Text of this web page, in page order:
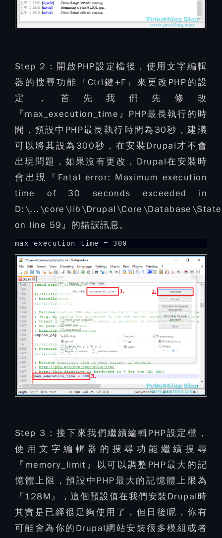
Step 2： 開啟PHP設定檔後，使用文字編輯
器的搜尋功能『Ctrl鍵+F』來更改PHP的設
定，首先我們先修改
『max_execution_time』PHP最長執行的時
間，預設中PHP最長執行時間為30秒，建議
可以將其設為300秒，在安裝Drupal才不會
出現問題，如果沒有更改，Drupal在安裝時
會出現『Fatal error: Maximum execution
time of 30 seconds exceeded in
on line 59』的錯誤訊息。
max_execution_time = 300
Step 3：接下來我們繼續編輯PHP設定檔，
使用文字編輯器的搜尋功能繼續搜尋
『memory_limit』以可以調整PHP最大的記
憶體上限，預設中PHP最大的記憶體上限為
『128M』，這個預設值在我們安裝Drupal時
其實是已經很足夠使用了，但日後呢，你有
可能會為你的Drupal網站安裝很多模組或者